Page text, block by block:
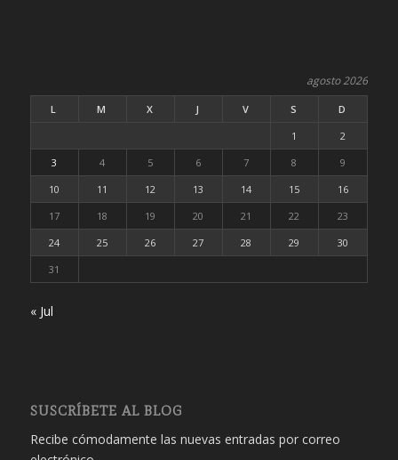
agosto 2026
L M X J V S
D
1
2
3
4 5 6 7 8
9
10
11 12 13 14 15
16
17
18 19 20 21 22
23
24
25 26 27 28 29
30
31
« Jul
SUSCRÍBETE AL BLOG
Recibe cómodamente las nuevas entradas por correo